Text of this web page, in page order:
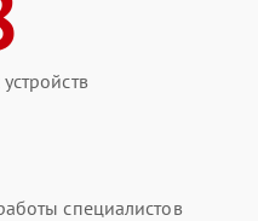
специалистов